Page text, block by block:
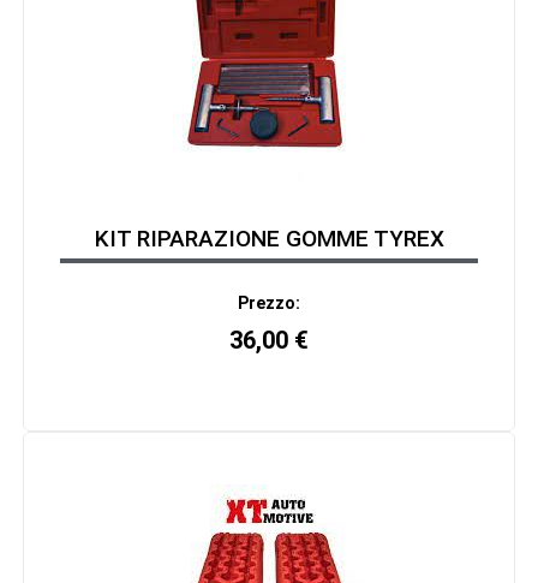
KIT RIPARAZIONE GOMME TYREX
Prezzo:
36,00 €